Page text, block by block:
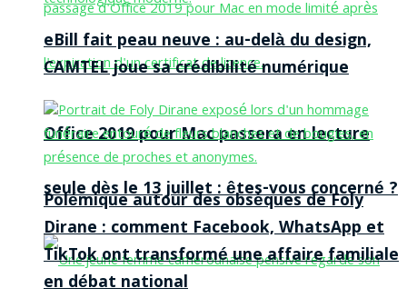
Office 2019 pour Mac passera en lecture
seule dès le 13 juillet : êtes-vous concerné ?
eBill fait peau neuve : au-delà du design,
CAMTEL joue sa crédibilité numérique
Polémique autour des obsèques de Foly
Dirane : comment Facebook, WhatsApp et
TikTok ont transformé une affaire familiale
en débat national